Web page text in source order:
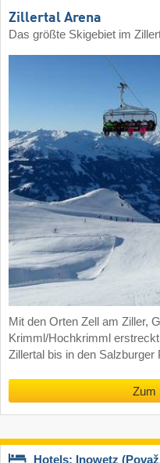
Zillertal Arena
Das größte Skigebiet im
Mit den Orten Zell am Ziller,
Krimml/Hochkrimml
Zillertal bis in den Salzburger
Zum
Hotels: Inowetz